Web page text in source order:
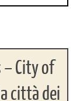
– City of
città dei